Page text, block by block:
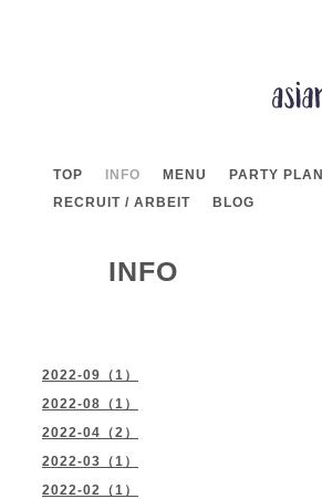
TOP INFO MENU PARTY PLAN
RECRUIT / ARBEIT
BLOG
2022-09（1）
2022-08（1）
2022-04（2）
2022-03（1）
2022-02（1）
INFO